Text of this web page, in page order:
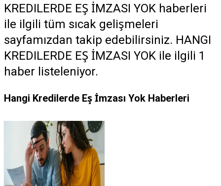
KREDILERDE EŞ İMZASI YOK haberleri
ile ilgili tüm sıcak gelişmeleri
sayfamızdan takip edebilirsiniz. HANGI
KREDILERDE EŞ İMZASI YOK ile ilgili 1
haber listeleniyor.
Hangi Kredilerde Eş İmzası Yok Haberleri